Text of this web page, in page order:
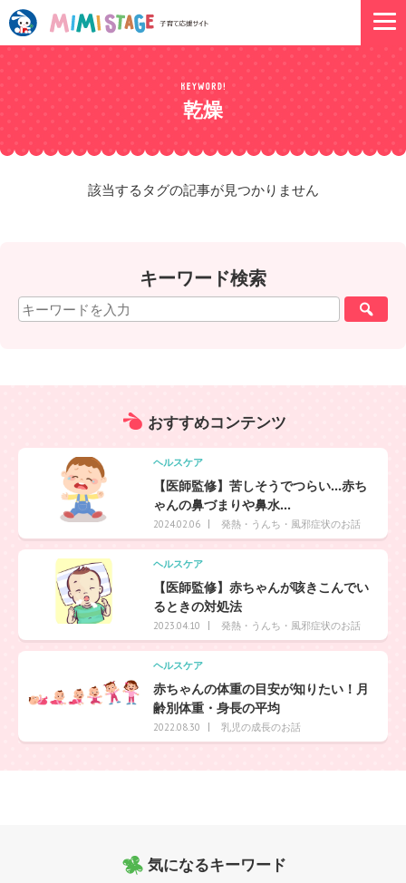
乾燥
該当するタグの記事が見つかりません
キーワード検索
おすすめコンテンツ
ヘルスケア
【医師監修】苦しそうでつらい…赤ち
ゃんの鼻づまりや鼻水...
2024.02.06 発熱・うんち・風邪症状のお話
ヘルスケア
【医師監修】赤ちゃんが咳きこんでい
るときの対処法
2023.04.10 発熱・うんち・風邪症状のお話
ヘルスケア
赤ちゃんの体重の目安が知りたい！月
齢別体重・身長の平均
2022.08.30 乳児の成長のお話
気になるキーワード